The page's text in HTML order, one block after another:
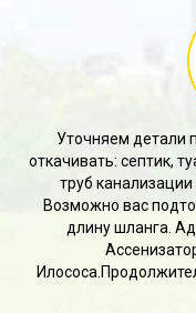
Уточняем детали
откачивать: септик,
труб
Возможно вас
длину шланга.